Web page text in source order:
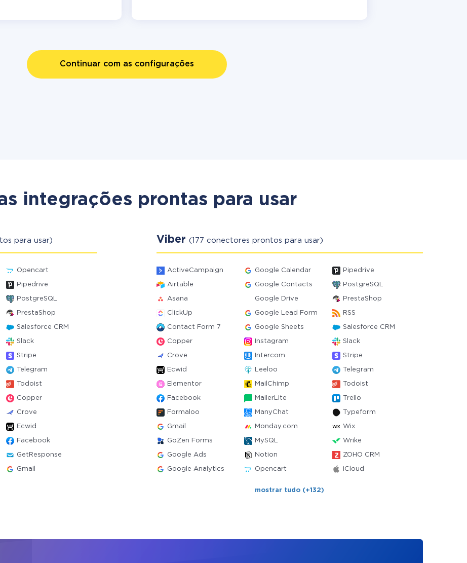
Continuar com as configurações
integrações prontas para usar
para usar)
Opencart
Pipedrive
PostgreSQL
PrestaShop
Salesforce CRM
Slack
Stripe
Telegram
Todoist
Copper
Crove
Ecwid
Facebook
GetResponse
Gmail
Viber (177 conectores prontos para usar)
ActiveCampaign Google Calendar Pipedrive
Airtable Google Contacts PostgreSQL
Asana Google Drive PrestaShop
ClickUp Google Lead Form RSS
Contact Form 7 Google Sheets Salesforce CRM
Copper Instagram Slack
Crove Intercom Stripe
Ecwid Leeloo Telegram
Elementor MailChimp Todoist
Facebook MailerLite Trello
Formaloo ManyChat Typeform
Gmail Monday.com Wix
GoZen Forms MySQL Wrike
Google Ads Notion ZOHO CRM
Google Analytics Opencart iCloud
mostrar tudo (+132)